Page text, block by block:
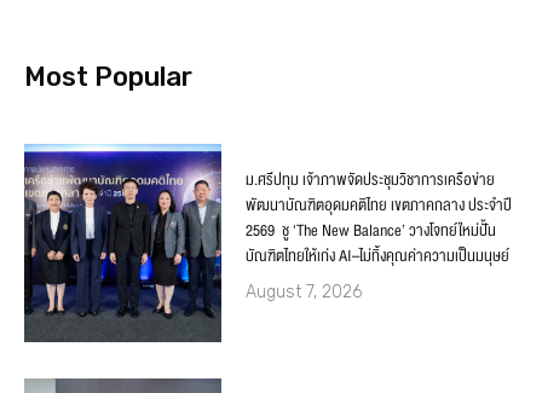
Most Popular
ม.ศรีปทุม เจ้าภาพจัดประชุมวิชาการเครือข่าย
พัฒนาบัณฑิตอุดมคติไทย เขตภาคกลาง ประจำปี
2569 ชู ‘The New Balance’ วางโจทย์ใหม่ปั้น
บัณฑิตไทยให้เก่ง AI–ไม่ทิ้งคุณค่าความเป็นมนุษย์
August 7, 2026